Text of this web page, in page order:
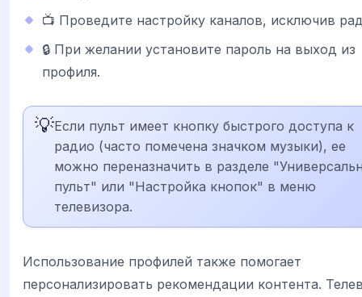
📺 Проведите настройку каналов, исключив
🔒 При желании установите пароль на выход из
профиля.
💡Если пульт имеет кнопку быстрого доступа к
радио (часто помечена значком музыки), ее
можно переназначить в разделе
пульт" или "Настройка кнопок" в меню
телевизора.
Использование профилей также помогает
персонализировать рекомендации контента.